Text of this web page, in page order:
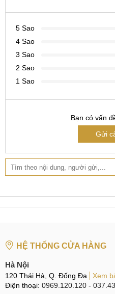
Trong phần chia sẻ trên
việc Thay loa Xiaomi Redmi
được phục vụ quý khách!
di độngMobileCity Care
CN 2:398 Cầu Giấy, Q.
Hotline:
CN 3:42 Phố Vọng, Hai
5 Sao
4 Sao
3 Sao
2 Sao
1 Sao
Bạn có vấn
Gửi
HỆ THỐNG CỬA HÀNG
Hà Nội
120 Thái Hà, Q. Đống Đa
Xem
Điện thoại: 0969.120.120 -